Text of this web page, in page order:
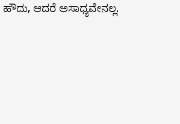
ಆದರೆ ಅಸಾಧ್ಯವೇನಲ್ಲ.